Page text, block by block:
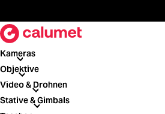
Kameras
Kameras
Objektive
Objektive
Video & Drohnen
Video & Drohnen
Stative & Gimbals